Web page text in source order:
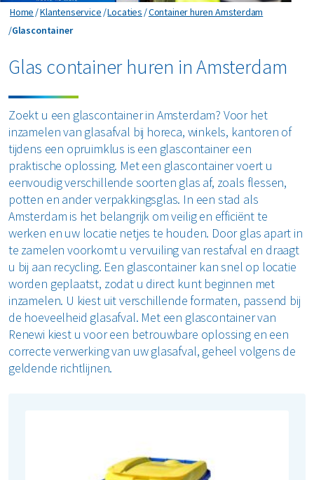
Horeca en recreatie
Industrie
Logistiek
Zakelijke dienstverlening
Renewi Ecosmart
Waarom Renewi EcoSmart?
Onze diensten
Interne inzamelmiddelen
Circulaire diensten
CSRD
Circulair+
Gevaarlijk afval
Grofvuil
Hout
Matrassen
Papier en karton
PMD
Puin
Restafval
Vertrouwelijk papier
Mineralen
Plastics
Alle circulaire materialen
ons
Home Klantenservice Locaties Container huren Amsterdam
Glascontainer
Glascontainer
Glas container huren in Amsterdam
Zoekt u een glascontainer in Amsterdam? Voor het
inzamelen van glasafval bij horeca, winkels, kantoren of
tijdens een opruimklus is een glascontainer een
praktische oplossing. Met een glascontainer voert u
eenvoudig verschillende soorten glas af, zoals flessen,
potten en ander verpakkingsglas. In een stad als
Amsterdam is het belangrijk om veilig en efficiënt te
werken en uw locatie netjes te houden. Door glas apart in
te zamelen voorkomt u vervuiling van restafval en draagt
u bij aan recycling. Een glascontainer kan snel op locatie
worden geplaatst, zodat u direct kunt beginnen met
inzamelen. U kiest uit verschillende formaten, passend bij
de hoeveelheid glasafval. Met een glascontainer van
Renewi kiest u voor een betrouwbare oplossing en een
correcte verwerking van uw glasafval, geheel volgens de
geldende richtlijnen.